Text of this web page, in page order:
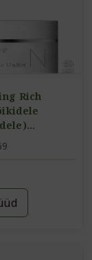
Rich
toitev kreem